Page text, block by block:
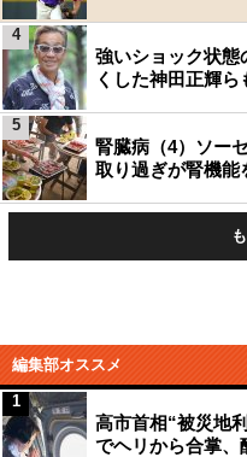
強いショック状
くした神田正輝
4
腎臓病（4）ソー
取り過ぎが腎機能
5
編集部オススメ
高市首相“被災地
でヘリから合掌、
1